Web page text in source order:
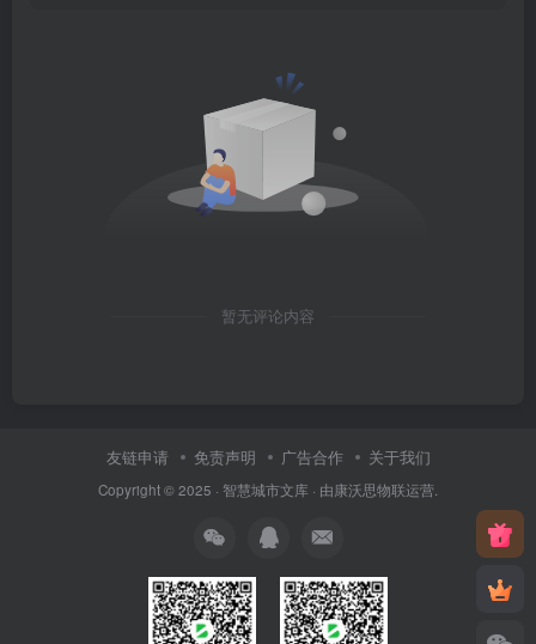
暂无评论内容
友链申请 免责声明 广告合作 关于我们
Copyright © 2025 · 智慧城市文库 · 由康沃思物联运营.